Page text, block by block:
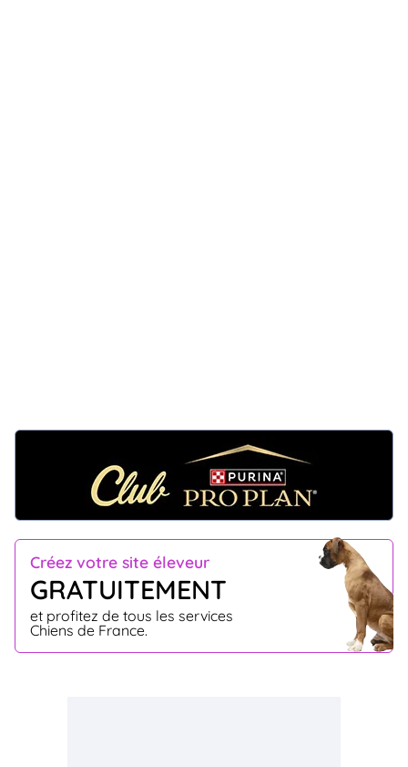
Créez votre site éleveur
GRATUITEMENT
et profitez de tous les services
Chiens de France.